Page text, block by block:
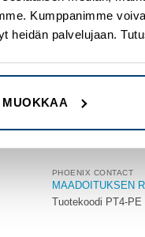
Kumppanimme
heidän palvelujaan.
MUOKKAA
PHOENIX CONTACT
MAADOITUKSEN
Tuotekoodi PT4-PE